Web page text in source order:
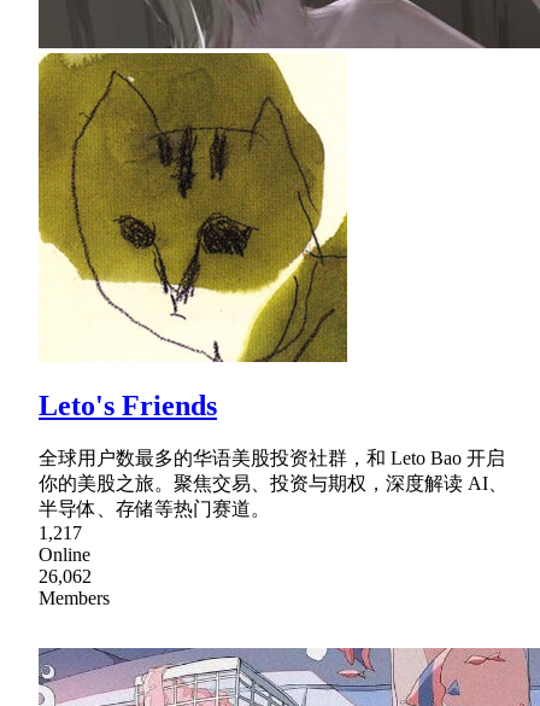
Leto's Friends
全球用户数最多的华语美股投资社群，和 Leto Bao 开启
你的美股之旅。聚焦交易、投资与期权，深度解读 AI、
半导体、存储等热门赛道。
1,217
Online
26,062
Members